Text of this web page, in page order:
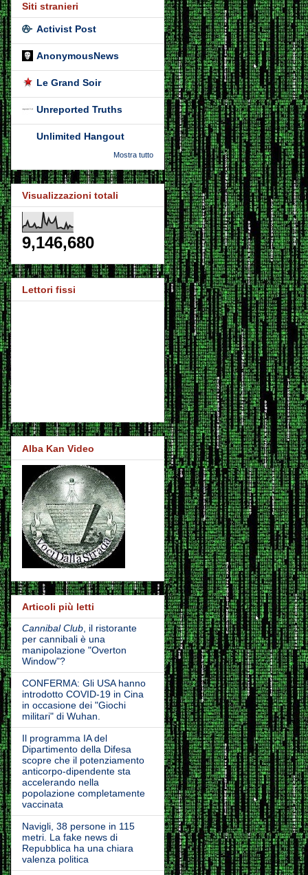
Siti stranieri
Activist Post
AnonymousNews
Le Grand Soir
Unreported Truths
Unlimited Hangout
Mostra tutto
Visualizzazioni totali
9,146,680
Lettori fissi
Alba Kan Video
Articoli più letti
Cannibal Club, il ristorante
per cannibali è una
manipolazione "Overton
Window"?
CONFERMA: Gli USA hanno
introdotto COVID-19 in Cina
in occasione dei "Giochi
militari" di Wuhan.
Il programma IA del
Dipartimento della Difesa
scopre che il potenziamento
anticorpo-dipendente sta
accelerando nella
popolazione completamente
vaccinata
Navigli, 38 persone in 115
metri. La fake news di
Repubblica ha una chiara
valenza politica